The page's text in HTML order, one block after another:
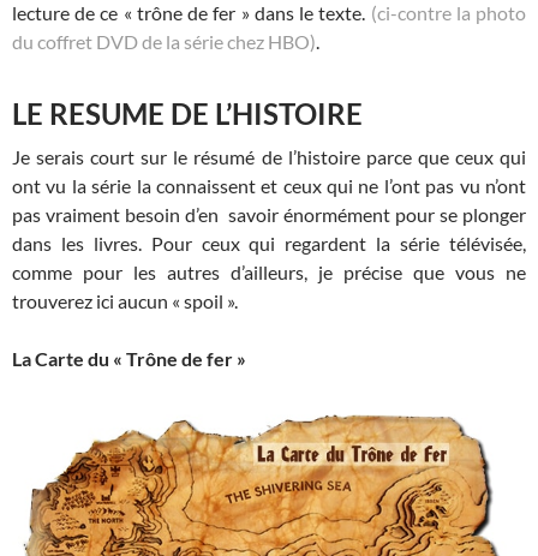
lecture de ce « trône de fer » dans le texte. (ci-contre la photo
du coffret DVD de la série chez HBO).
LE RESUME DE L’HISTOIRE
Je serais court sur le résumé de l’histoire parce que ceux qui
ont vu la série la connaissent et ceux qui ne l’ont pas vu n’ont
pas vraiment besoin d’en savoir énormément pour se plonger
dans les livres. Pour ceux qui regardent la série télévisée,
comme pour les autres d’ailleurs, je précise que vous ne
trouverez ici aucun « spoil ».
La Carte du « Trône de fer »